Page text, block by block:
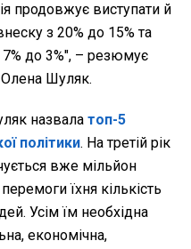
продовжує виступати й
з 20% до 15% та
7% до 3%", – резюмує
Олена Шуляк.
назвала топ-5
політики. На третій рік
вже мільйон
їхня кількість
Усім їм необхідна
економічна,